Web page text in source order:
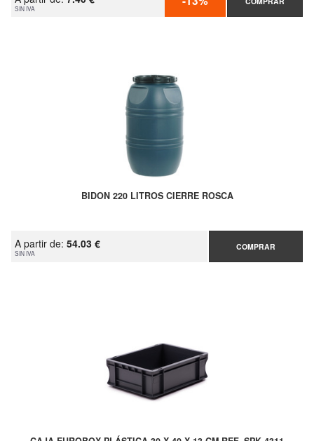
SIN IVA
BIDON 220 LITROS CIERRE ROSCA
A partir de: 54.03 €
SIN IVA
COMPRAR